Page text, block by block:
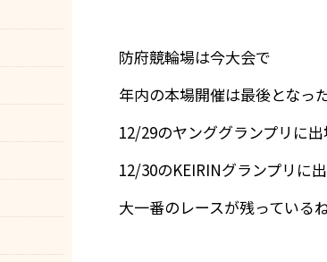
防府競輪場は今大会で
年内の本場開催は最後となっ
12/29のヤンググランプリに
12/30のKEIRINグランプリに
大一番のレースが残っている